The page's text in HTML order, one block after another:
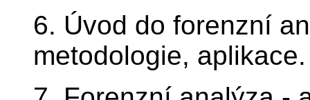
6. Úvod do forenzní
metodologie, aplikace.